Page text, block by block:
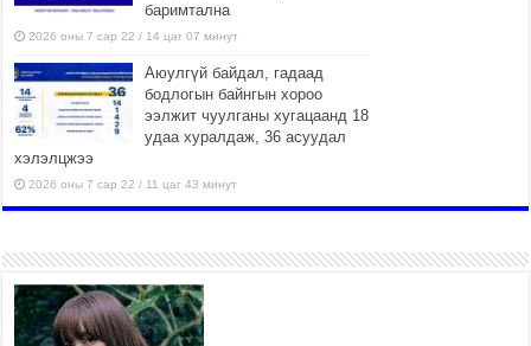
баримтална
2026 оны 7 сар 22 / 14 цаг 07 минут
Аюулгүй байдал, гадаад
бодлогын байнгын хороо
ээлжит чуулганы хугацаанд 18
удаа хуралдаж, 36 асуудал
хэлэлцжээ
2026 оны 7 сар 22 / 11 цаг 43 минут
боломжтой-Хүүхэд хөгжүүлэх
төв” байгуулах төсөлд төр,
хувийн хэвшлийн түншлэлийн хүрээнд хамтран
ажиллахыг урьж байна